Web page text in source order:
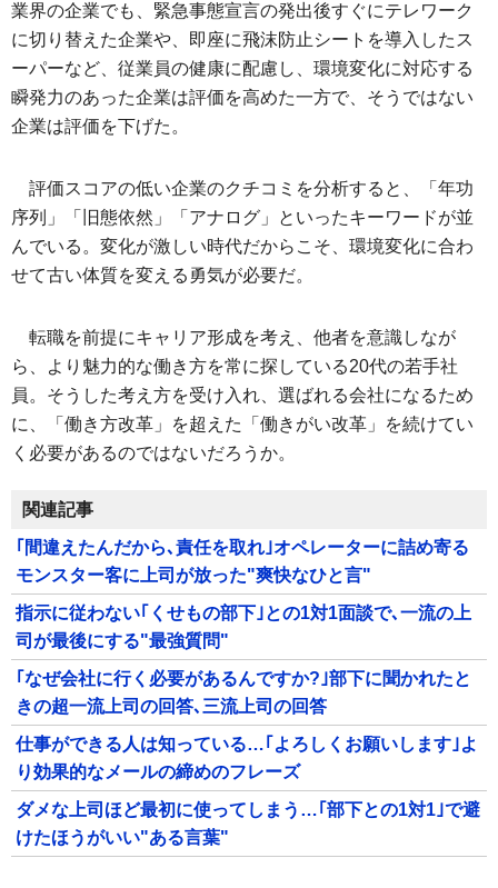
業界の企業でも、緊急事態宣言の発出後すぐにテレワーク
に切り替えた企業や、即座に飛沫防止シートを導入したス
ーパーなど、従業員の健康に配慮し、環境変化に対応する
瞬発力のあった企業は評価を高めた一方で、そうではない
企業は評価を下げた。
評価スコアの低い企業のクチコミを分析すると、「年功
序列」「旧態依然」「アナログ」といったキーワードが並
んでいる。変化が激しい時代だからこそ、環境変化に合わ
せて古い体質を変える勇気が必要だ。
転職を前提にキャリア形成を考え、他者を意識しなが
ら、より魅力的な働き方を常に探している20代の若手社
員。そうした考え方を受け入れ、選ばれる会社になるため
に、「働き方改革」を超えた「働きがい改革」を続けてい
く必要があるのではないだろうか。
関連記事
｢間違えたんだから､責任を取れ｣オペレーターに詰め寄る
モンスター客に上司が放った"爽快なひと言"
指示に従わない｢くせもの部下｣との1対1面談で､一流の上
司が最後にする"最強質問"
｢なぜ会社に行く必要があるんですか?｣部下に聞かれたと
きの超一流上司の回答､三流上司の回答
仕事ができる人は知っている…｢よろしくお願いします｣よ
り効果的なメールの締めのフレーズ
ダメな上司ほど最初に使ってしまう…｢部下との1対1｣で避
けたほうがいい"ある言葉"